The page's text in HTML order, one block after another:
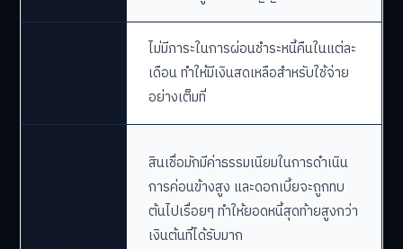
ไม่มีภาระในการผ่อนชำระหนี้คืนในแต่ละ
เดือน ทำให้มีเงินสดเหลือสำหรับใช้จ่าย
อย่างเต็มที่
สินเชื่อมักมีค่าธรรมเนียมในการดำเนิน
การค่อนข้างสูง และดอกเบี้ยจะถูกทบ
ต้นไปเรื่อยๆ ทำให้ยอดหนี้สุดท้ายสูงกว่า
เงินต้นที่ได้รับมาก